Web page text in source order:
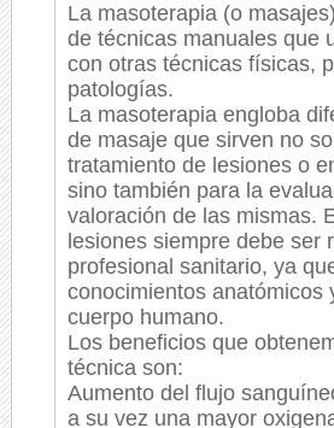
La masoterapia (o
de técnicas manuales que
con otras técnicas físicas,
patologías.
La masoterapia engloba
de masaje que sirven no
tratamiento de lesiones o
sino también para la
valoración de las mismas.
lesiones siempre debe ser
profesional sanitario, ya
conocimientos anatómicos
cuerpo humano.
Los beneficios que
técnica son:
Aumento del flujo
a su vez una mayor